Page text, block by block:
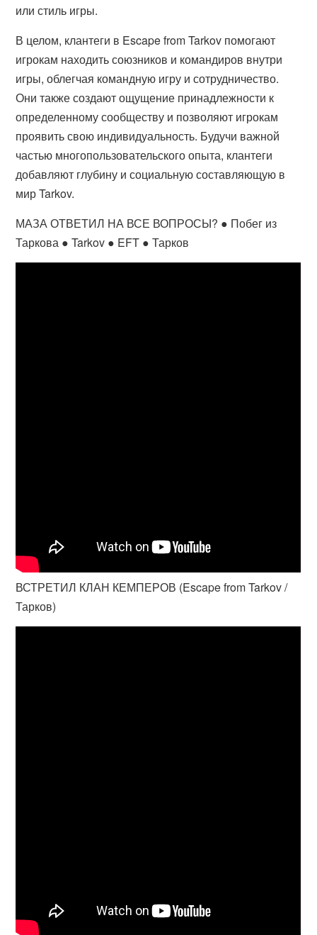
или стиль игры.
В целом, клантеги в Escape from Tarkov помогают
игрокам находить союзников и командиров внутри
игры, облегчая командную игру и сотрудничество.
Они также создают ощущение принадлежности к
определенному сообществу и позволяют игрокам
проявить свою индивидуальность. Будучи важной
частью многопользовательского опыта, клантеги
добавляют глубину и социальную составляющую в
мир Tarkov.
МАЗА ОТВЕТИЛ НА ВСЕ ВОПРОСЫ? ● Побег из
Таркова ● Tarkov ● EFT ● Тарков
ВСТРЕТИЛ КЛАН КЕМПЕРОВ (Escape from Tarkov /
Тарков)